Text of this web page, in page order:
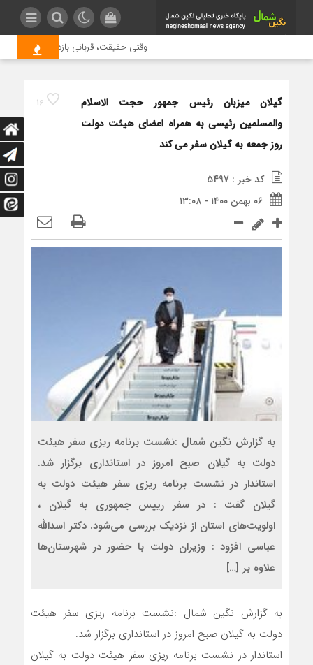
وقتی حقیقت، قربانی بازدید بیشتر
16
گیلان میزبان رئیس جمهور حجت الاسلام
والمسلمین رئیسی به همراه اعضای هیئت دولت
روز جمعه به گیلان سفر مي کند
کد خبر : 5497
۰۶ بهمن ۱۴۰۰ - ۱۳:۰۸
به گزارش نگین شمال :نشست برنامه ریزی سفر هیئت
دولت به گیلان صبح امروز در استانداری برگزار شد.
استاندار در نشست برنامه ریزی سفر هیئت دولت به
گیلان گفت : در سفر رییس جمهوری به گیلان ،
اولویت‌های استان از نزدیک بررسی می‌شود. دکتر اسدالله
عباسی افزود : وزیران دولت با حضور در شهرستان‌ها
علاوه بر […]
به گزارش نگین شمال :نشست برنامه ریزی سفر هیئت
دولت به گیلان صبح امروز در استانداری برگزار شد.
استاندار در نشست برنامه ریزی سفر هیئت دولت به گیلان